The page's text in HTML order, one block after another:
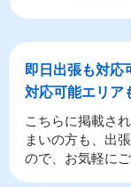
即日出張も対応
対応可能エリア
こちらに掲載さ
まいの方も、出
ので、お気軽に